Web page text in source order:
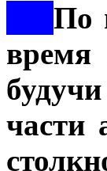
По
время
части